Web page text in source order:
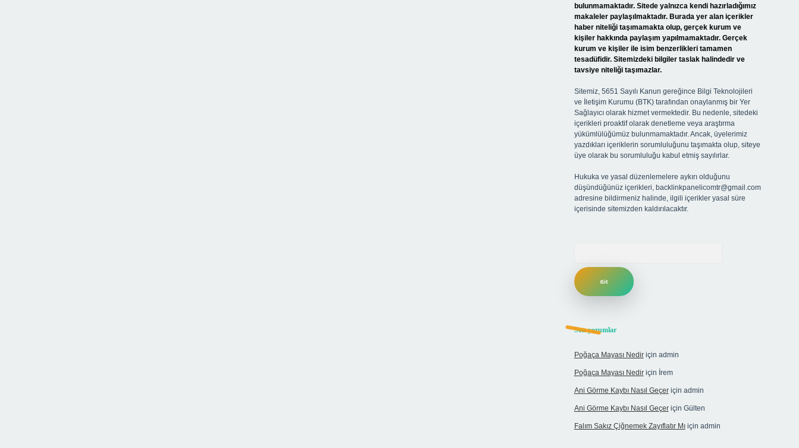
bulunmamaktadır. Sitede yalnızca kendi hazırladığımız
makaleler paylaşılmaktadır. Burada yer alan içerikler
haber niteliği taşımamakta olup, gerçek kurum ve
kişiler hakkında paylaşım yapılmamaktadır. Gerçek
kurum ve kişiler ile isim benzerlikleri tamamen
tesadüfidir. Sitemizdeki bilgiler taslak halindedir ve
tavsiye niteliği taşımazlar.
Sitemiz, 5651 Sayılı Kanun gereğince Bilgi Teknolojileri
ve İletişim Kurumu (BTK) tarafından onaylanmış bir Yer
Sağlayıcı olarak hizmet vermektedir. Bu nedenle, sitedeki
içerikleri proaktif olarak denetleme veya araştırma
yükümlülüğümüz bulunmamaktadır. Ancak, üyelerimiz
yazdıkları içeriklerin sorumluluğunu taşımakta olup, siteye
üye olarak bu sorumluluğu kabul etmiş sayılırlar.
Hukuka ve yasal düzenlemelere aykırı olduğunu
düşündüğünüz içerikleri, backlinkpanelicomtr@gmail.com
adresine bildirmeniz halinde, ilgili içerikler yasal süre
içerisinde sitemizden kaldırılacaktır.
Son yorumlar
Poğaça Mayası Nediriçin admin
Poğaça Mayası Nediriçin İrem
Ani Görme Kaybı Nasıl Geçeriçin admin
Ani Görme Kaybı Nasıl Geçeriçin Gülten
Falım Sakız Çiğnemek Zayıflatır Mıiçin admin